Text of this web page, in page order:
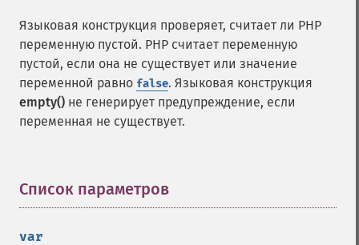
Языковая конструкция проверяет, считает ли PHP
переменную пустой. PHP считает переменную
пустой, если она не существует или значение
переменной равно false. Языковая конструкция
empty() не генерирует предупреждение, если
переменная не существует.
Список параметров
var